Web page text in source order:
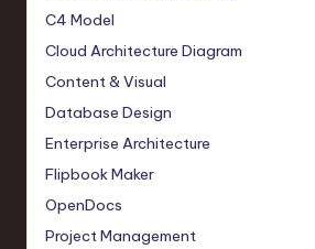
C4 Model
Cloud Architecture Diagram
Content & Visual
Database Design
Enterprise Architecture
Flipbook Maker
OpenDocs
Project Management